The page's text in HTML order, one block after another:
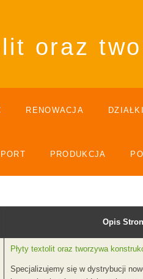
oraz
RENOWACJA
PRODUKCJA
Opis
Płyty textolit oraz tworzywa
Specjalizujemy się w dystrybucji